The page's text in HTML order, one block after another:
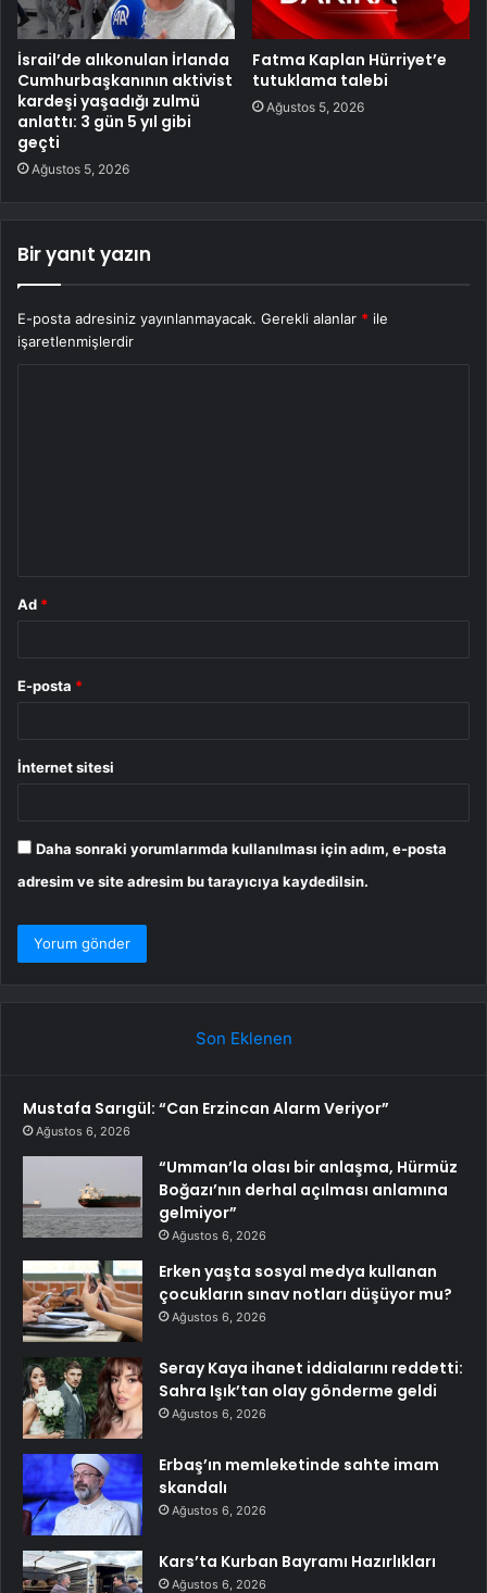
İsrail’de alıkonulan İrlanda
Cumhurbaşkanının aktivist
kardeşi yaşadığı zulmü
anlattı: 3 gün 5 yıl gibi
geçti
Ağustos 5, 2026
Fatma Kaplan Hürriyet’e
tutuklama talebi
Ağustos 5, 2026
Bir yanıt yazın
E-posta adresiniz yayınlanmayacak. Gerekli alanlar * ile
işaretlenmişlerdir
Ad *
E-posta *
İnternet sitesi
Daha sonraki yorumlarımda kullanılması için adım, e-posta
adresim ve site adresim bu tarayıcıya kaydedilsin.
Son Eklenen
Mustafa Sarıgül: “Can Erzincan Alarm Veriyor”
Ağustos 6, 2026
“Umman’la olası bir anlaşma, Hürmüz
Boğazı’nın derhal açılması anlamına
gelmiyor”
Ağustos 6, 2026
Erken yaşta sosyal medya kullanan
çocukların sınav notları düşüyor mu?
Ağustos 6, 2026
Seray Kaya ihanet iddialarını reddetti:
Sahra Işık’tan olay gönderme geldi
Ağustos 6, 2026
Erbaş’ın memleketinde sahte imam
skandalı
Ağustos 6, 2026
Kars’ta Kurban Bayramı Hazırlıkları
Ağustos 6, 2026